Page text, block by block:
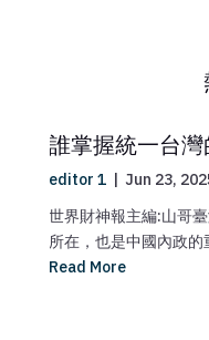
誰掌握統一台灣
editor 1 | Jun 23,
世界財神報主編:山哥
所在，也是中國內政
Read More